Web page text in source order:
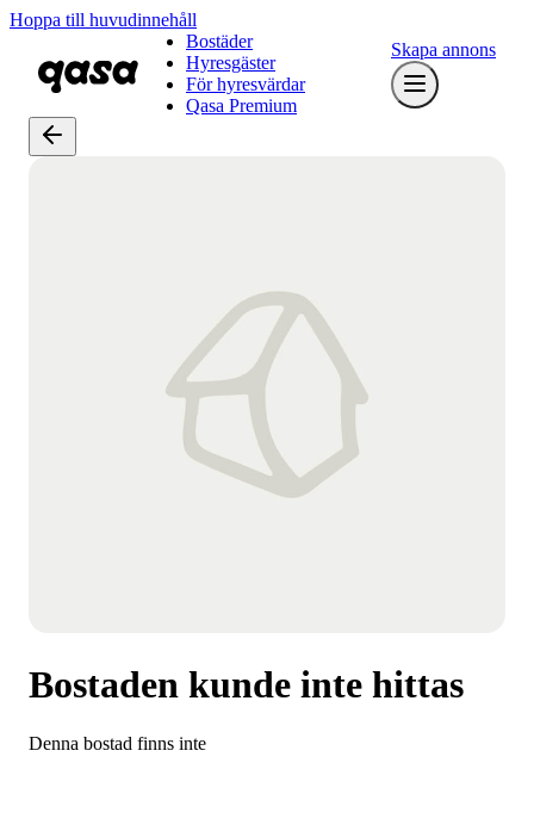
Hoppa till huvudinnehåll
Bostäder
Hyresgäster
För hyresvärdar
Qasa Premium
Skapa annons
Bostaden kunde inte hittas
Denna bostad finns inte